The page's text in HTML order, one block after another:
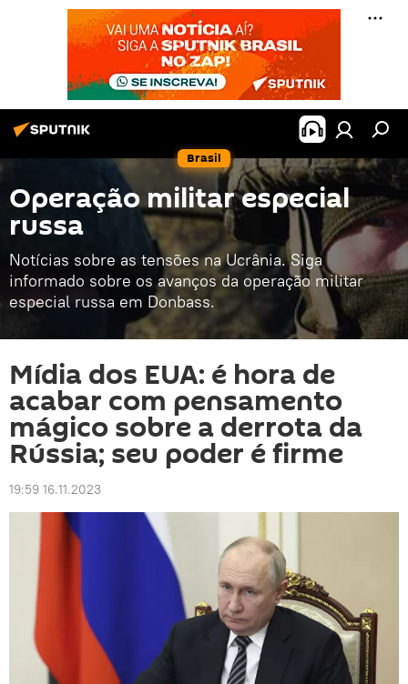
Brasil
Operação militar especial
russa
Notícias sobre as tensões na Ucrânia. Siga
informado sobre os avanços da operação militar
especial russa em Donbass.
Mídia dos EUA: é hora de
acabar com pensamento
mágico sobre a derrota da
Rússia; seu poder é firme
19:59 16.11.2023